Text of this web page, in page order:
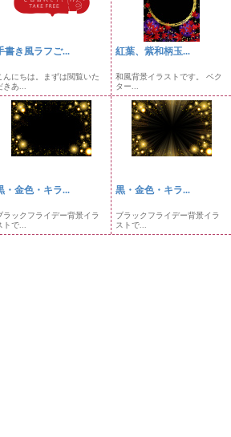
書き風ラフご...
んにちは。まずは閲覧いた
きあ...
紅葉、紫和柄玉...
和風背景イラストです。 ベク
ター...
・金色・キラ...
ラックフライデー背景イラ
トで...
黒・金色・キラ...
ブラックフライデー背景イラ
ストで...